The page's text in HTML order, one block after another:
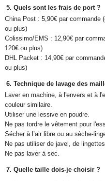
5. Quels sont les frais de port ?
China Post : 5,90€ par commande
ou plus)
Colissimo/EMS : 12,90€ par
120€ ou plus)
DHL Packet : 14,90€ par
ou plus)
6. Technique de lavage des
Laver en machine, à l'envers et à
couleur similaire.
Utiliser une lessive en poudre.
Ne pas tordre le vêtement pour
Sécher à l’air libre ou au sèche-
Ne pas utiliser de javel, de
Ne pas laver à sec.
7. Quelle taille dois-je choisir ?